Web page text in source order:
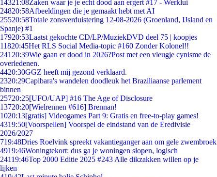
14321:08Zaken waar je je echt dood aan ergert #17 - Werklui
24820:58Afbeeldingen die je gemaakt hebt met AI
25520:58Totale zonsverduistering 12-08-2026 (Groenland, IJsland en
Spanje) #1
17920:53Laatst gekochte CD/LP/MuziekDVD deel 75 | koopjes
11820:45Het RLS Social Media-topic #160 Zonder Kolonel!!
241 20:39Wie gaan er dood in 2026?Post met een vleugje cynisme de
overledenen.
4420:30GGZ heeft mij gezond verklaard.
2320:29Capibara's wandelen doodleuk het Braziliaanse parlement
binnen
25720:25[UFO/UAP] #16 The Age of Disclosure
13720:20[Wielrennen #616] Brennan!
1020:13[gratis] Videogames Part 9: Gratis en free-to-play games!
4319:50[Voorspellen] Voorspel de eindstand van de Eredivisie
2026/2027
719:48Dries Roelvink spreekt vakantieganger aan om gele zwembroek
4919:46Woningtekort: dus ga je woningen slopen, logisch
24119:46Top 2000 Editie 2025 #243 Alle dikzakken willen op je
lijken